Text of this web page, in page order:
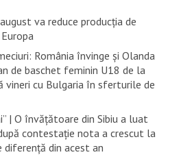
va reduce producția de
România învinge și Olanda
de baschet feminin U18 de la
vineri cu Bulgaria în sferturile de
| O învățătoare din Sibiu a luat
contestație nota a crescut la
diferență din acest an